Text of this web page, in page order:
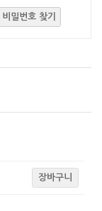
비밀번호 찾기
장바구니